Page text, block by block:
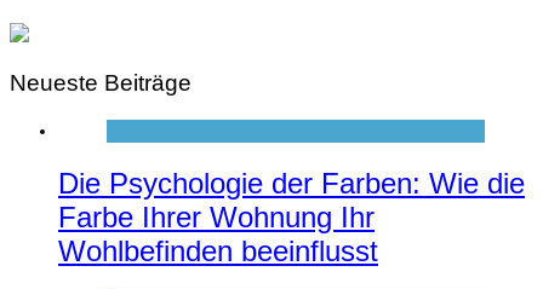
Neueste Beiträge
Die Psychologie der Farben: Wie die
Farbe Ihrer Wohnung Ihr
Wohlbefinden beeinflusst